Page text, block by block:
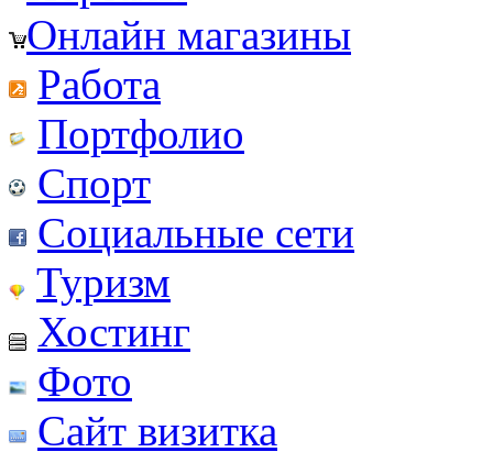
Онлайн магазины
Работа
Портфолио
Спорт
Социальные сети
Туризм
Хостинг
Фото
Сайт визитка